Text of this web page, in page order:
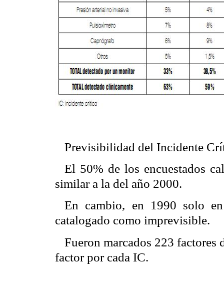
Previsibilidad del Incidente
El 50% de los encuestados
similar a la del año 2000.
En cambio, en 1990 solo
catalogado como imprevisible.
Fueron marcados 223
factor por cada IC.